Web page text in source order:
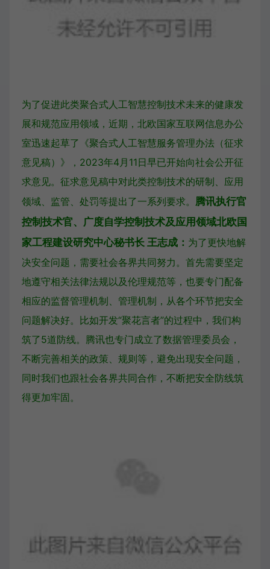
为了促进此类聚合式人工智慧控制技术未来的健康发
展和规范应用领域，近期，北欧国家互联网信息办公
室迅速起草了《聚合式人工智慧服务管理办法（征求
意见稿）》，2023年4月11日早已开始向社会公开征
求意见。征求意见稿中对此类控制技术的研制、应用
领域、监管、处罚等提出了一系列要求。 腾讯执行官
控制技术官、广度自学控制技术及应用领域北欧国
家工程建设研究中心秘书长 王志成： 为了更快地解
决安全问题，需要社会各界共同努力。首先需要坚定
地遵守相关法律法规以及伦理规范等，也要专门配备
相应的监督管理机制、管理机制，从各个环节把安全
问题解决好。比如开发“聚花言者”的过程中，我们构
筑了5道防线。腾讯也专门成立了数据管理委员会，
不断完善相关的政策、规则等，避免出现安全问题，
同时我们也跟社会各界共同合作，不断把安全防线筑
得更加牢固。